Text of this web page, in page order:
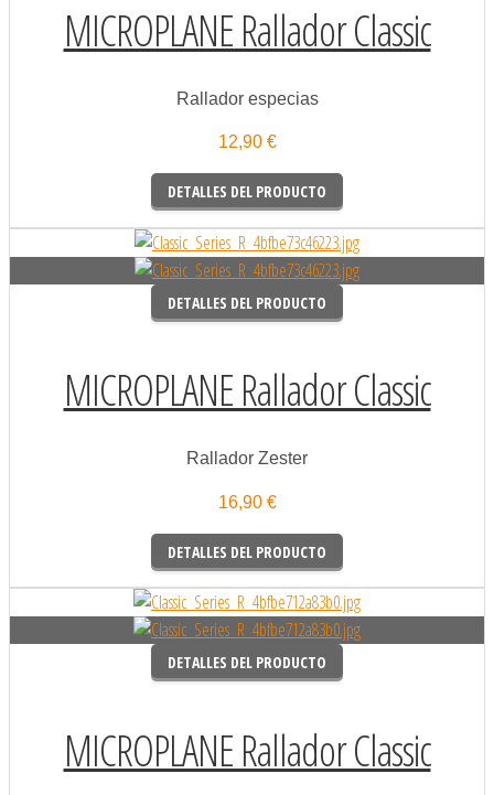
MICROPLANE Rallador Classic
Rallador especias
12,90 €
DETALLES DEL PRODUCTO
DETALLES DEL PRODUCTO
MICROPLANE Rallador Classic
Rallador Zester
16,90 €
DETALLES DEL PRODUCTO
DETALLES DEL PRODUCTO
MICROPLANE Rallador Classic